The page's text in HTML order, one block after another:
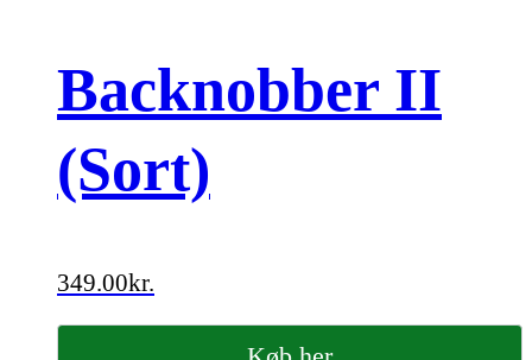
Backnobber II
(Sort)
349.00kr.